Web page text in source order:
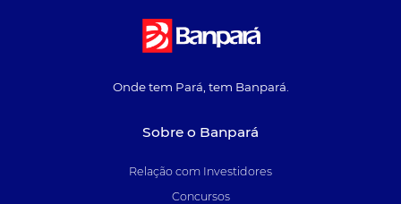
Onde tem Pará, tem Banpará.
Sobre o Banpará
Relação com Investidores
Concursos